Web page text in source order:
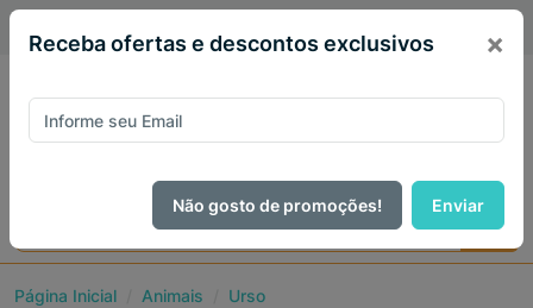
Página Inicial Animais
Urso
Receba ofertas e descontos exclusivos ×
Não gosto de promoções! Enviar